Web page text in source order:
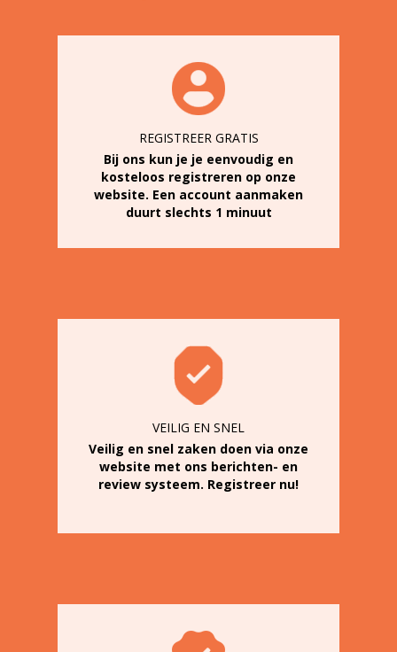
REGISTREER GRATIS
Bij ons kun je je eenvoudig en
kosteloos registreren op onze
website. Een account aanmaken
duurt slechts 1 minuut
VEILIG EN SNEL
Veilig en snel zaken doen via onze
website met ons berichten- en
review systeem. Registreer nu!